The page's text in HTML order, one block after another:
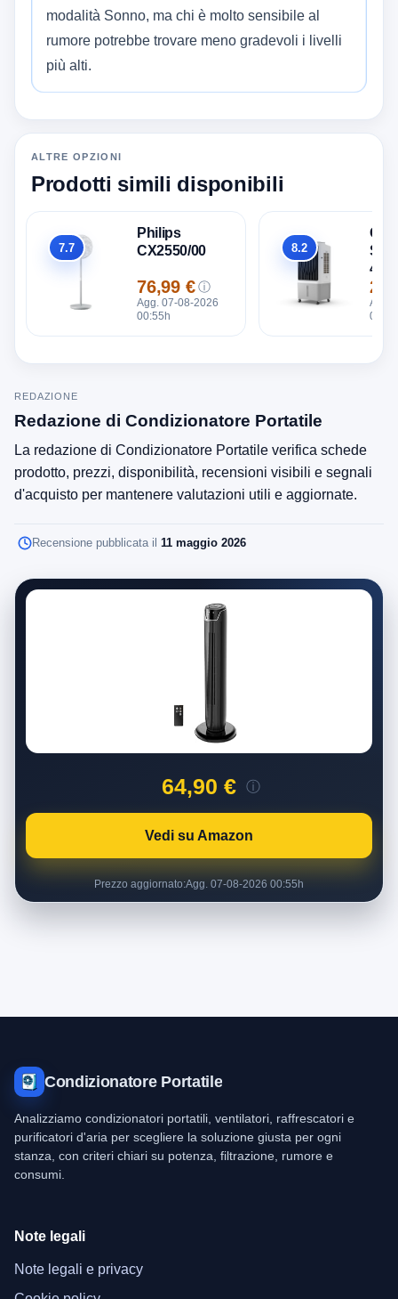
modalità Sonno, ma chi è molto sensibile al
rumore potrebbe trovare meno gradevoli i livelli
più alti.
ALTRE OPZIONI
Prodotti simili disponibili
Totale
7.7
Philips
CX2550/00
Prezzo
76,99 € ⓘ
Agg. 07-08-2026
00:55h
Totale
8.2
40
Agg.
REDAZIONE
Redazione di Condizionatore Portatile
La redazione di Condizionatore Portatile verifica schede
prodotto, prezzi, disponibilità, recensioni visibili e segnali
d'acquisto per mantenere valutazioni utili e aggiornate.
Recensione pubblicata il 11 maggio 2026
64,90 € ⓘ
Vedi su Amazon
Prezzo aggiornato:Agg. 07-08-2026 00:55h
Condizionatore Portatile
Analizziamo condizionatori portatili, ventilatori, raffrescatori e
purificatori d'aria per scegliere la soluzione giusta per ogni
stanza, con criteri chiari su potenza, filtrazione, rumore e
consumi.
Note legali
Note legali e privacy